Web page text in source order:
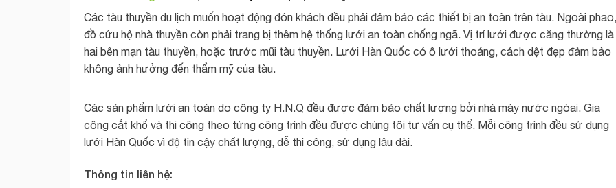
Các tàu thuyền du lịch muốn hoạt động đón khách đều phải đảm bảo các thiết bị an toàn trên tàu. Ngoài phao,
đồ cứu hộ nhà thuyền còn phải trang bị thêm hệ thống lưới an toàn chống ngã. Vị trí lưới được căng thường là
hai bên mạn tàu thuyền, hoặc trước mũi tàu thuyền. Lưới Hàn Quốc có ô lưới thoáng, cách dệt đẹp đảm bảo
không ảnh hưởng đến thẩm mỹ của tàu.
Các sản phẩm lưới an toàn do công ty H.N.Q đều được đảm bảo chất lượng bởi nhà máy nước ngòai. Gia
công cắt khổ và thi công theo từng công trình đều được chúng tôi tư vấn cụ thể. Mỗi công trình đều sử dụng
lưới Hàn Quốc vì độ tin cậy chất lượng, dễ thi công, sử dụng lâu dài.
Thông tin liên hệ: